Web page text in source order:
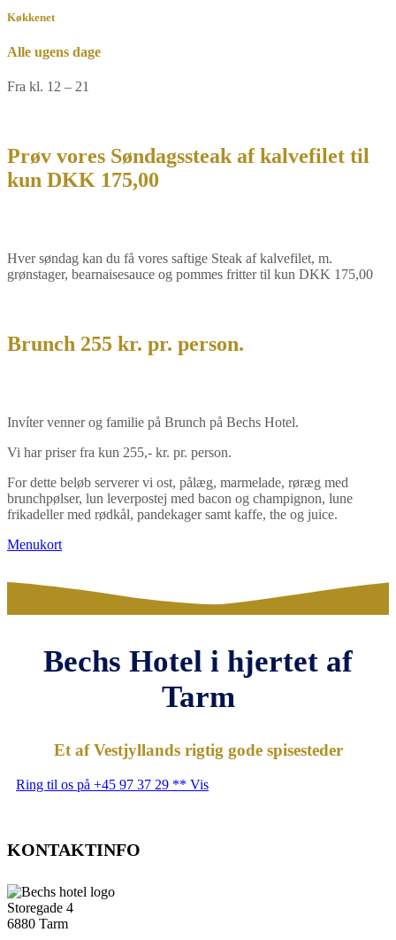
Køkkenet
Alle ugens dage
Fra kl. 12 – 21
Prøv vores Søndagssteak af kalvefilet til
kun DKK 175,00
Hver søndag kan du få vores saftige Steak af kalvefilet, m.
grønstager, bearnaisesauce og pommes fritter til kun DKK 175,00
Brunch 255 kr. pr. person.
Invíter venner og familie på Brunch på Bechs Hotel.
Vi har priser fra kun 255,- kr. pr. person.
For dette beløb serverer vi ost, pålæg, marmelade, røræg med
brunchpølser, lun leverpostej med bacon og champignon, lune
frikadeller med rødkål, pandekager samt kaffe, the og juice.
Menukort
Bechs Hotel i hjertet af
Tarm
Et af Vestjyllands rigtig gode spisesteder
Ring til os på +45 97 37 29 ** Vis
KONTAKTINFO
Storegade 4
6880 Tarm